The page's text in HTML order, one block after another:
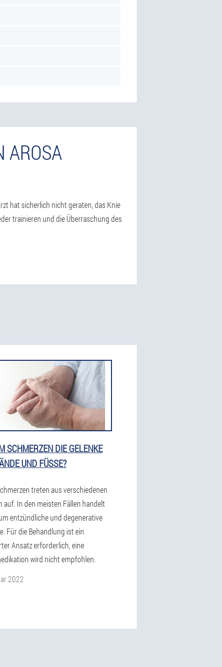
AROSA
hat sicherlich nicht geraten, das Knie
trainieren und die Überraschung des
SCHMERZEN DIE GELENKE
UND FÜSSE?
treten aus verschiedenen
auf. In den meisten Fällen handelt
entzündliche und degenerative
Für die Behandlung ist ein
Ansatz erforderlich, eine
wird nicht empfohlen.
2022